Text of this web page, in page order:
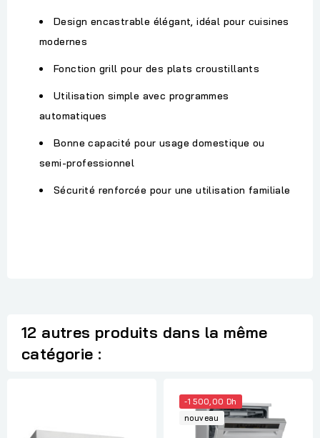
Design encastrable élégant, idéal pour cuisines
modernes
Fonction grill pour des plats croustillants
Utilisation simple avec programmes
automatiques
Bonne capacité pour usage domestique ou
semi-professionnel
Sécurité renforcée pour une utilisation familiale
12 autres produits dans la même
catégorie :
-1 500,00 Dh
nouveau